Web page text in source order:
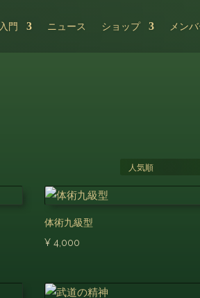
入門 ニュース ショップ メン
体術九級型
¥ 4,000